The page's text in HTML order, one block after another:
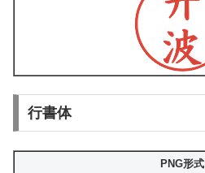
行書体
PNG形式